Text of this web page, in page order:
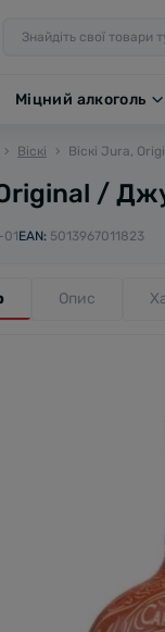
Міцний алкоголь
Віскі Віскі Jura,
/
EAN: 5013967011823
Опис